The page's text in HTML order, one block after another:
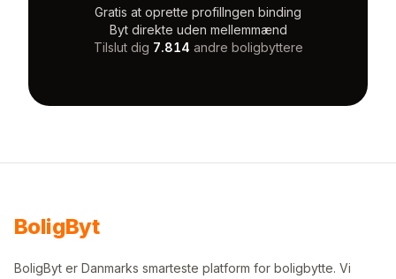
Gratis at oprette profilIngen binding
Byt direkte uden mellemmænd
Tilslut dig 7.814 andre boligbyttere
BoligByt
BoligByt er Danmarks smarteste platform for boligbytte. Vi